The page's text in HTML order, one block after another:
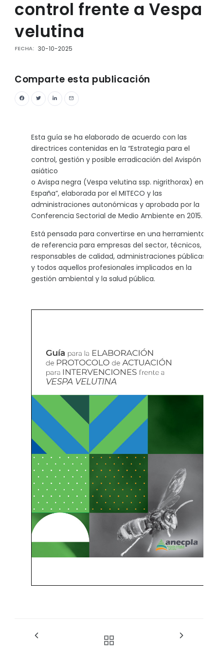
control frente a Vespa
velutina
FECHA: 30-10-2025
Comparte esta publicación
Esta guía se ha elaborado de acuerdo con las
directrices contenidas en la “Estrategia para el
control, gestión y posible erradicación del Avispón
asiático
o Avispa negra (Vespa velutina ssp. nigrithorax) en
España”, elaborada por el MITECO y las
administraciones autonómicas y aprobada por la
Conferencia Sectorial de Medio Ambiente en 2015.
Está pensada para convertirse en una herramienta
de referencia para empresas del sector, técnicos,
responsables de calidad, administraciones públicas
y todos aquellos profesionales implicados en la
gestión ambiental y la salud pública.